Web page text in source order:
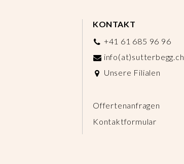
KONTAKT
+41 61 685 96 96
info(at)sutterbegg.ch
Unsere Filialen
Offertenanfragen
Kontaktformular